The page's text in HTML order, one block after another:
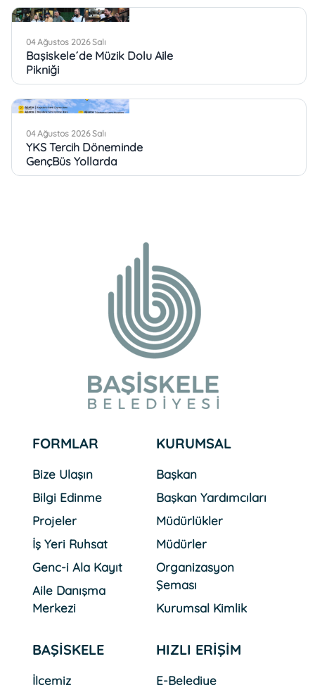
04 Ağustos 2026 Salı
Başiskele´de Müzik Dolu Aile
Pikniği
04 Ağustos 2026 Salı
YKS Tercih Döneminde
GençBüs Yollarda
Başiskele Türkiye´nin Kültür
03 Ağustos 2026 Pazartesi
Köşe Bucak Hizmet
31 Temmuz 2026 Cuma
Akademisi Ülke TV
Ekranlarında
31 Temmuz 2026 Cuma
Başkan Özlü´den Yüzleri
Güldüren Ziyaretler
07 Ağustos 2026 Cuma
Başkan Özlü, Kitaphane´de
FORMLAR
Bize Ulaşın
Bilgi Edinme
Projeler
İş Yeri Ruhsat
Genc-i Ala Kayıt
Aile Danışma
Merkezi
KURUMSAL
Başkan
Başkan Yardımcıları
Müdürlükler
Müdürler
Organizasyon
Şeması
Kurumsal Kimlik
BAŞİSKELE
İlçemiz
HIZLI ERİŞİM
E-Belediye